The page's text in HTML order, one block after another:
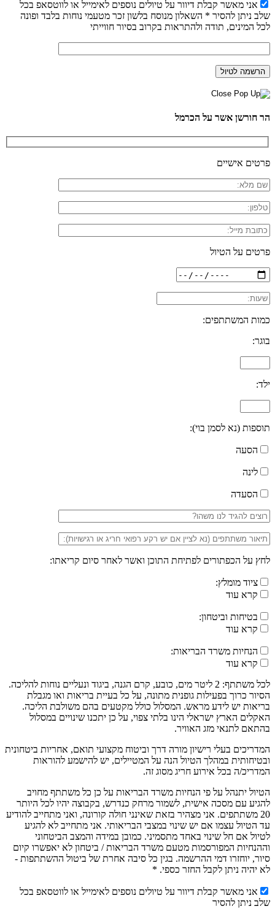
אני מאשר קבלת דיוור על טיולים נוספים לאימייל או לווטסאפ בכל
שלב ניתן להסיר * השאלון מנוסח בלשון זכר מטעמי נוחות בלבד ופונה
לכל המינים, תודה ולהתראות בקרוב בסיור חווייתי
הר חורשן אשר על הכרמל
פרטים אישיים
פרטים על הטיול
כמות המשתתפים:
בוגר:
ילד:
תוספות (נא לסמן בוי):
הסעה
לינה
הסעדה
לחץ על הכפתורים לפתיחת התוכן ואשר לאחר סיום קריאתו:
ציוד מומלץ:
קרא עוד
בטיחות וביטחון:
קרא עוד
הנחיות משרד הבריאות:
קרא עוד
לכל משתתף: 2 ליטר מים, כובע, קרם הגנה, ביגוד ונעליים נוחות להליכה.
הסיור כרוך בפעילות גופנית מתונה, על כל בעיית בריאות ואו מגבלת
בריאות יש לידע מראש. המסלול כולל מקטעים בהם משולבת הליכה.
האקלים הארץ ישראלי הינו בלתי צפוי, על כן יתכנו שינויים במסלול
בהתאם לתנאי מזג האוויר.
המדריכים בעלי רישיון מורה דרך וביטוח מקצועי תואם, אחריות ביטחונית
ובטיחותית במהלך הטיול הנה על המטיילים, יש להישמע להוראות
המדריכ/ה בכל אירוע חריג מסוג זה.
הטיול יתנהל על פי הנחיות משרד הבריאות על כן כל משתתף מחויב
להגיע עם מסכה אישית, לשמור מרחק כנדרש, בקבוצה יהיו לכל היותר
20 משתתפים. אני מצהיר בזאת שאינני חולה קורונה, ואני מתחייב להודיע
עד הטיול עצמו אם יש שינוי במצבי הבריאותי. אני מתחייב לא להגיע
לטיול אם חל שינוי באחד מתסמיני. כמובן במידה והמצב הביטחוני
וההנחיות המפורסמות מטעם משרד הבריאות / ביטחון לא יאפשרו קיום
סיור, יוחזרו דמי ההרשמה. בגין כל סיבה אחרת של ביטול ההשתתפות -
לא יהיה ניתן לקבל החזר כספי. *
אני מאשר קבלת דיוור על טיולים נוספים לאימייל או לווטסאפ בכל
שלב ניתן להסיר